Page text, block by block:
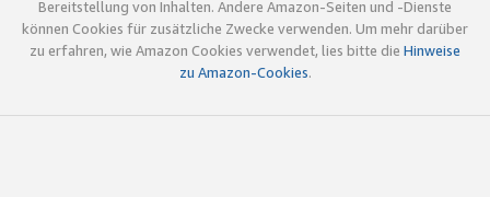
Bereitstellung von Inhalten. Andere Amazon-Seiten und -Dienste
können Cookies für zusätzliche Zwecke verwenden. Um mehr darüber
zu erfahren, wie Amazon Cookies verwendet, lies bitte die Hinweise
zu Amazon-Cookies.